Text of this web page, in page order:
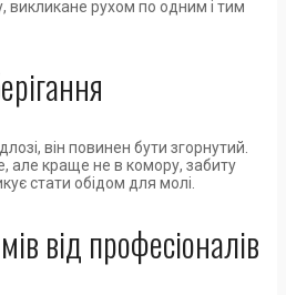
викликане рухом по одним і тим
він повинен бути згорнутий.
але краще не в комору, забиту
стати обідом для молі.
від професіоналів